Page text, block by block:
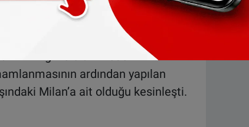
suda bir cansız beden
kimliği ve ölüm nedeninin
ardından yapılan
Milan’a ait olduğu kesinleşti.